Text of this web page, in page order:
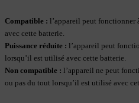
Compatible : l’appareil peut fonctionner
avec cette batterie.
Puissance réduite : l’appareil peut
lorsqu’il est utilisé avec cette batterie.
Non compatible : l’appareil ne peut
ou pas du tout lorsqu’il est utilisé avec